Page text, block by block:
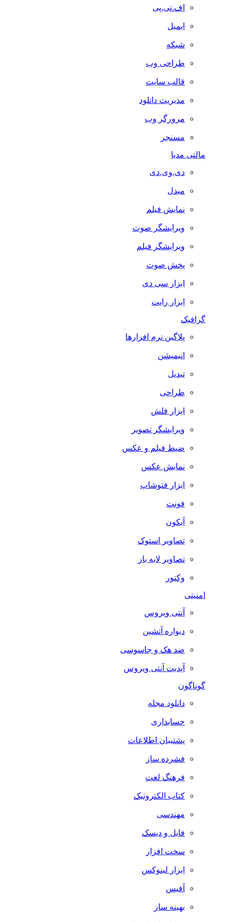
اف.تی.پی
ایمیل
شبکه
طراحی وب
قالب سایت
مدیریت دانلود
مرورگر وب
مسنجر
مالتی مدیا
دی.وی.دی
مبدل
نمایش فیلم
ویرایشگر صوت
ویرایشگر فیلم
پخش صوت
ابزار سی دی
ابزار رایت
گرافیک
پلاگین نرم افزارها
انیمیشن
تبدیل
طراحی
ابزار فلش
ویرایشگر تصویر
ضبط فيلم و عكس
نمایش عکس
ابزار فتوشاپ
فونت
آیکون
تصاویر استوک
تصاویر لایه باز
وکتور
آنتی ویروس
دیواره آتشین
ضد هک و جاسوسی
آپدیت آنتی ویروس
گوناگون
دانلود مجله
حسابداری
پشتیبان اطلاعات
فشرده ساز
فرهنگ لغت
کتاب الکترونیک
مهندسی
فایل و دیسک
سخت افزار
ابزار لینوکس
آفیس
بهینه ساز